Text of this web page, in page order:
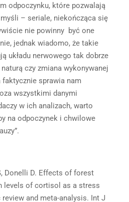
odpoczynku, które pozwalają
– seriale, niekończąca się
nie powinny być one
jednak wiadomo, że takie
układu nerwowego tak dobrze
czy zmiana wykonywanej
sprawia nam
wszystkimi danymi
w ich analizach, warto
na odpoczynek i chwilowe
Donelli D. Effects of forest
levels of cortisol as a stress
and meta-analysis. Int J